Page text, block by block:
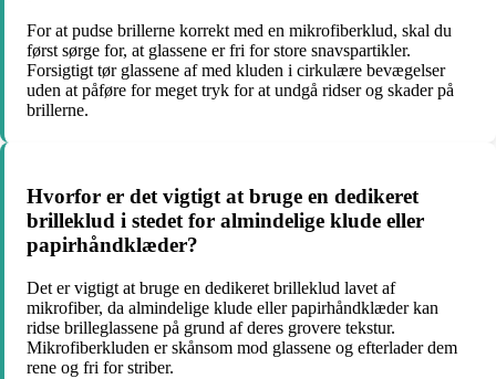
For at pudse brillerne korrekt med en mikrofiberklud, skal du
først sørge for, at glassene er fri for store snavspartikler.
Forsigtigt tør glassene af med kluden i cirkulære bevægelser
uden at påføre for meget tryk for at undgå ridser og skader på
brillerne.
Hvorfor er det vigtigt at bruge en dedikeret
brilleklud i stedet for almindelige klude eller
papirhåndklæder?
Det er vigtigt at bruge en dedikeret brilleklud lavet af
mikrofiber, da almindelige klude eller papirhåndklæder kan
ridse brilleglassene på grund af deres grovere tekstur.
Mikrofiberkluden er skånsom mod glassene og efterlader dem
rene og fri for striber.